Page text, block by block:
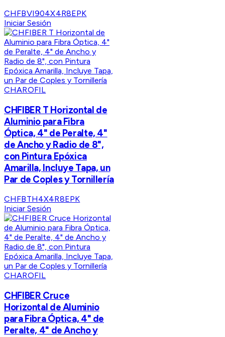
CHFBVI904X4R8EPK
Iniciar Sesión
CHAROFIL
CHFIBER T Horizontal de
Aluminio para Fibra
Óptica, 4" de Peralte, 4"
de Ancho y Radio de 8",
con Pintura Epóxica
Amarilla, Incluye Tapa, un
Par de Coples y Tornillería
CHFBTH4X4R8EPK
Iniciar Sesión
CHAROFIL
CHFIBER Cruce
Horizontal de Aluminio
para Fibra Óptica, 4" de
Peralte, 4" de Ancho y